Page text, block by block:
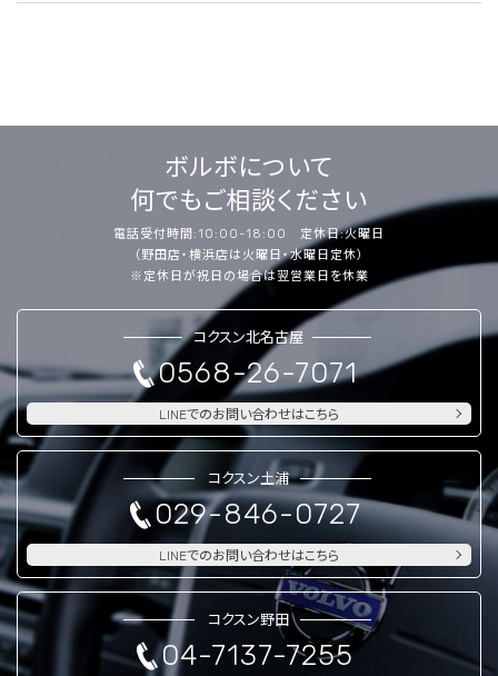
ボルボについて
何でもご相談ください
電話受付時間:10:00-18:00 定休日:火曜日
（野田店・横浜店は火曜日・水曜日定休）
※定休日が祝日の場合は翌営業日を休業
コクスン北名古屋
0568-26-7071
LINEでのお問い合わせはこちら
コクスン土浦
029-846-0727
LINEでのお問い合わせはこちら
コクスン野田
04-7137-7255